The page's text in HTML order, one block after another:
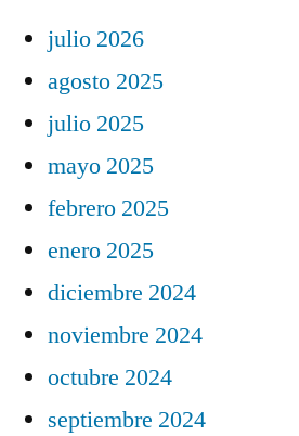
julio 2026
agosto 2025
julio 2025
mayo 2025
febrero 2025
enero 2025
diciembre 2024
noviembre 2024
octubre 2024
septiembre 2024